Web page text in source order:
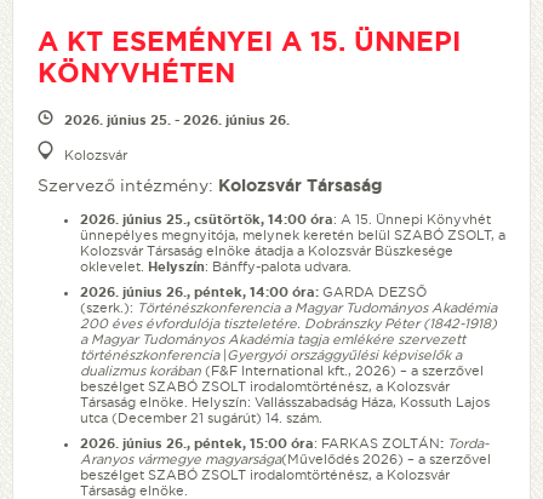
A KT ESEMÉNYEI A 15. ÜNNEPI
KÖNYVHÉTEN
2026. június 25. - 2026. június 26.
Kolozsvár
Szervező intézmény: Kolozsvár Társaság
2026. június 25., csütörtök, 14:00 óra: A 15. Ünnepi Könyvhét
ünnepélyes megnyitója, melynek keretén belül SZABÓ ZSOLT, a
Kolozsvár Társaság elnöke átadja a Kolozsvár Büszkesége
oklevelet. Helyszín: Bánffy-palota udvara.
2026. június 26., péntek, 14:00 óra: GARDA DEZSŐ
(szerk.): Történészkonferencia a Magyar Tudományos Akadémia
200 éves évfordulója tiszteletére. Dobránszky Péter (1842-1918)
a Magyar Tudományos Akadémia tagja emlékére szervezett
történészkonferencia |Gyergyói országgyűlési képviselők a
dualizmus korában (F&F International kft., 2026) – a szerzővel
beszélget SZABÓ ZSOLT irodalomtörténész, a Kolozsvár
Társaság elnöke. Helyszín: Vallásszabadság Háza, Kossuth Lajos
utca (December 21 sugárút) 14. szám.
2026. június 26., péntek, 15:00 óra: FARKAS ZOLTÁN: Torda-
Aranyos vármegye magyarsága(Művelődés 2026) – a szerzővel
beszélget SZABÓ ZSOLT irodalomtörténész, a Kolozsvár
Társaság elnöke.